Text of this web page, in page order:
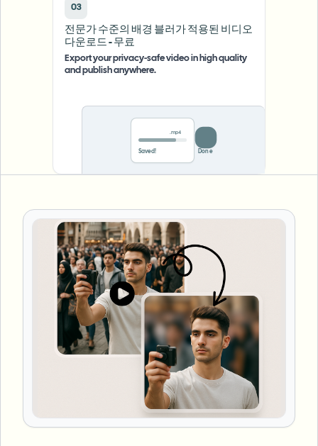
03
전문가 수준의 배경 블러가 적용된 비디오
다운로드 - 무료
Export your privacy-safe video in high quality
and publish anywhere.
.mp4
0% Save